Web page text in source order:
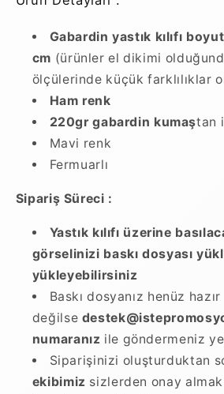
Gabardin yastık kılıfı
cm (ürünler el dikimi
ölçülerinde küçük farklılıklar
Ham renk
220gr gabardin kumaştan
Mavi renk
Fermuarlı
Sipariş Süreci :
Yastık kılıfı üzerine
görselinizi baskı dosyası
yükleyebilirsiniz
Baskı dosyanız henüz hazır
değilse
numaranız ile göndermeniz
Siparişinizi oluşturduktan
ekibimiz sizlerden onay